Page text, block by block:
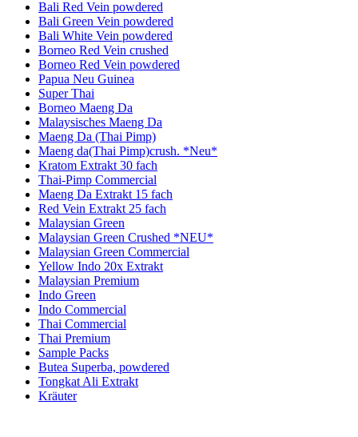
Bali Red Vein powdered
Bali Green Vein powdered
Bali White Vein powdered
Borneo Red Vein crushed
Borneo Red Vein powdered
Papua Neu Guinea
Super Thai
Borneo Maeng Da
Malaysisches Maeng Da
Maeng Da (Thai Pimp)
Maeng da(Thai Pimp)crush. *Neu*
Kratom Extrakt 30 fach
Thai-Pimp Commercial
Maeng Da Extrakt 15 fach
Red Vein Extrakt 25 fach
Malaysian Green
Malaysian Green Crushed *NEU*
Malaysian Green Commercial
Yellow Indo 20x Extrakt
Malaysian Premium
Indo Green
Indo Commercial
Thai Commercial
Thai Premium
Sample Packs
Butea Superba, powdered
Tongkat Ali Extrakt
Kräuter